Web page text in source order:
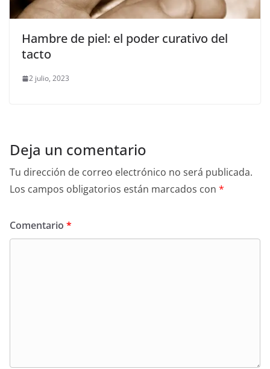
Hambre de piel: el poder curativo del
tacto
2 julio, 2023
Deja un comentario
Tu dirección de correo electrónico no será publicada.
Los campos obligatorios están marcados con *
Comentario *